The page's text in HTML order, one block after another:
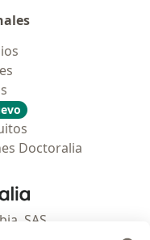
Doctoralia
- Página de inicio
SAS